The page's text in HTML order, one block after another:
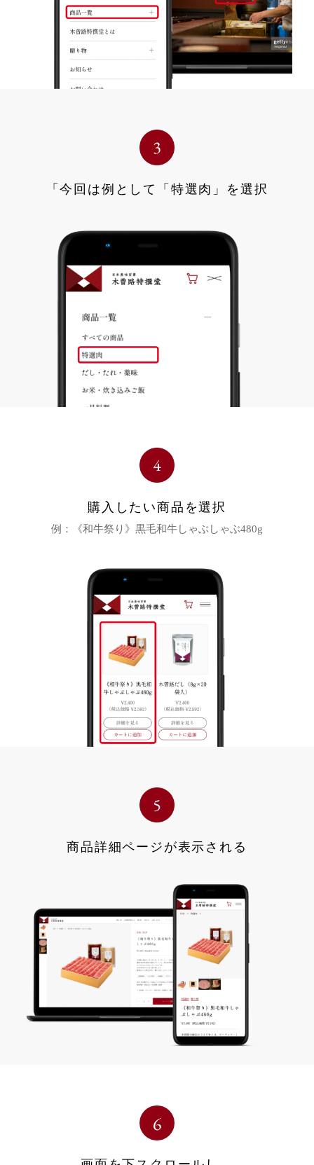
「今回は例として「特選肉」を選択
購入したい商品を選択
例：《和牛祭り》黒毛和牛しゃぶしゃぶ480g
商品詳細ページが表示される